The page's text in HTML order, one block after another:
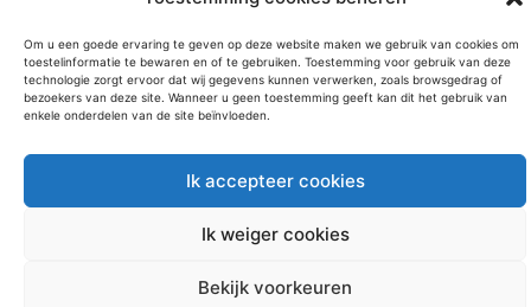
Om u een goede ervaring te geven op deze website maken we gebruik van cookies om
toestelinformatie te bewaren en of te gebruiken. Toestemming voor gebruik van deze
technologie zorgt ervoor dat wij gegevens kunnen verwerken, zoals browsgedrag of
bezoekers van deze site. Wanneer u geen toestemming geeft kan dit het gebruik van
enkele onderdelen van de site beïnvloeden.
Ik accepteer cookies
Ik weiger cookies
Bekijk voorkeuren
Met trots aangedreven doorWordPress.